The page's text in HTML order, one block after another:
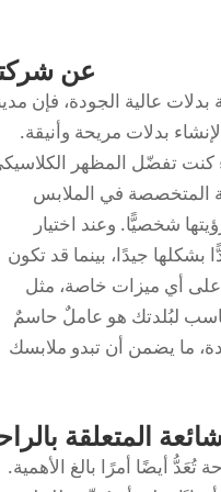
عن
عالية الجودة، فإن
بدلات مريحة وأنيقة.
كنت تفضّل المظهر
المتخصصة في الملابس
شخصيًّا. وعند اختيار
جيدًا، بينما قد تكون
على أي ميزات خاصة، مثل
لبُلدتك هو عاملٌ حاسمٌ
ما يضمن أن تبدو ملابسك
أيضًا أمرًا بالغ الأهمية.